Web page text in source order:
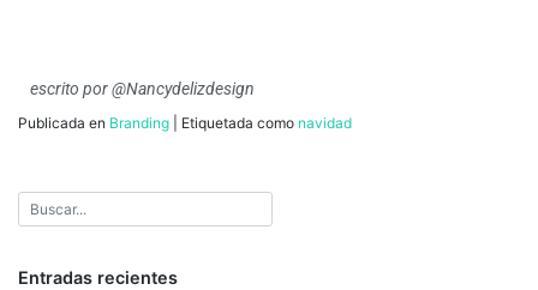
escrito por @Nancydelizdesign
Publicada en Branding Etiquetada como navidad
Entradas recientes